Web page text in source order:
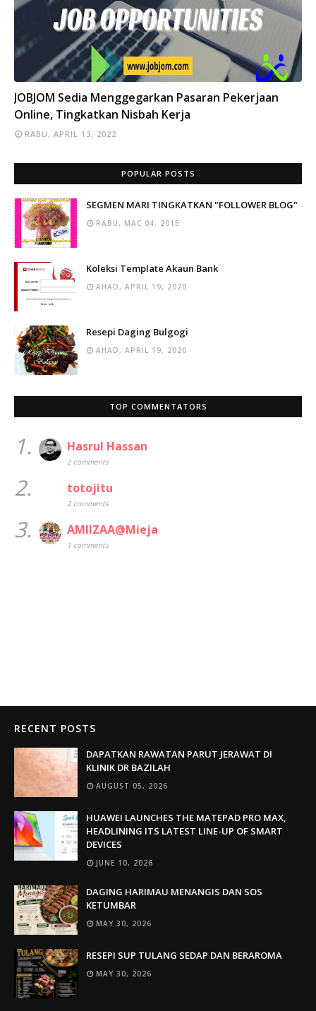
INFO
JOBJOM Sedia Menggegarkan Pasaran Pekerjaan
Online, Tingkatkan Nisbah Kerja
RABU, APRIL 13, 2022
POPULAR POSTS
SEGMEN MARI TINGKATKAN "FOLLOWER BLOG"
RABU, MAC 04, 2015
Koleksi Template Akaun Bank
AHAD, APRIL 19, 2020
Resepi Daging Bulgogi
AHAD, APRIL 19, 2020
TOP COMMENTATORS
1. Hasrul Hassan
2 comments
2. totojitu
2 comments
3. AMIIZAA@Mieja
1 comments
RECENT POSTS
DAPATKAN RAWATAN PARUT JERAWAT DI
KLINIK DR BAZILAH
AUGUST 05, 2026
HUAWEI LAUNCHES THE MATEPAD PRO MAX,
HEADLINING ITS LATEST LINE-UP OF SMART
DEVICES
JUNE 10, 2026
DAGING HARIMAU MENANGIS DAN SOS
KETUMBAR
MAY 30, 2026
RESEPI SUP TULANG SEDAP DAN BERAROMA
MAY 30, 2026